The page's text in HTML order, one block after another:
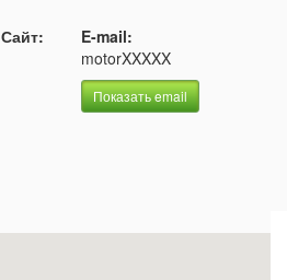
Сайт:
E-mail:
motorXXXXX
Показать email